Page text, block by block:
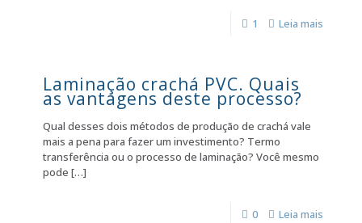
1 Leia mais
Laminação crachá PVC. Quais
as vantagens deste processo?
Qual desses dois métodos de produção de crachá vale
mais a pena para fazer um investimento? Termo
transferência ou o processo de laminação? Você mesmo
pode […]
0 Leia mais